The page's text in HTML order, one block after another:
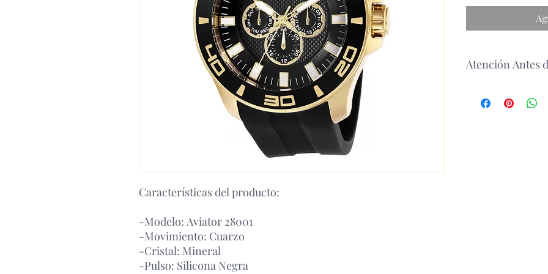
Características del producto:
-Modelo: Aviator 28001
-Movimiento: Cuarzo
-Cristal: Mineral
-Pulso: Silicona Negra
Atención Antes
consultar la